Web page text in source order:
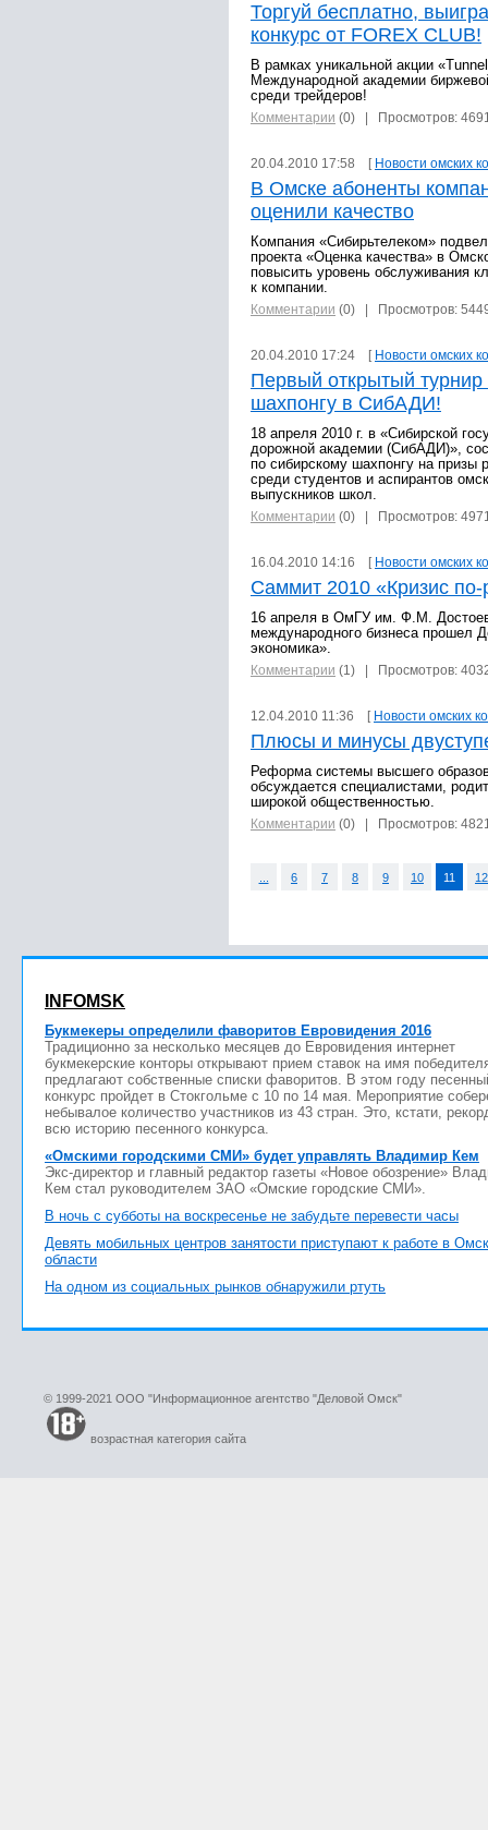
Торгуй бесплатно,
конкурс от FOREX CLUB!
В рамках уникальной акции
Международной академии
среди трейдеров!
Комментарии (0) | Просмотров:
20.04.2010 17:58 [ Новости омских
В Омске абоненты
оценили качество
Компания «Сибирьтелеком»
проекта «Оценка качества» в
повысить уровень обслуживания
к компании.
Комментарии (0) | Просмотров:
20.04.2010 17:24 [ Новости омских
Первый открытый турнир
шахпонгу в СибАДИ!
18 апреля 2010 г. в «Сибирской
дорожной академии (СибАДИ)»,
по сибирскому шахпонгу на
среди студентов и аспирантов
выпускников школ.
Комментарии (0) | Просмотров:
16.04.2010 14:16 [ Новости омских
Саммит 2010 «Кризис по-
16 апреля в ОмГУ им. Ф.М.
международного бизнеса прошел
экономика».
Комментарии (1) | Просмотров:
12.04.2010 11:36 [ Новости омских
Плюсы и минусы
Реформа системы высшего
обсуждается специалистами,
широкой общественностью.
Комментарии (0) | Просмотров:
6 7 8 9 10 11 12
INFOMSK
Букмекеры определили фаворитов Евровидения 2016
Традиционно за несколько месяцев до Евровидения интернет
букмекерские конторы открывают прием ставок на имя
предлагают собственные списки фаворитов. В этом году
конкурс пройдет в Стокгольме с 10 по 14 мая. Мероприятие
небывалое количество участников из 43 стран. Это, кстати,
всю историю песенного конкурса.
«Омскими городскими СМИ» будет управлять Владимир Кем
Экс-директор и главный редактор газеты «Новое обозрение»
Кем стал руководителем ЗАО «Омские городские СМИ».
В ночь с субботы на воскресенье не забудьте перевести часы
Девять мобильных центров занятости приступают к работе в
области
На одном из социальных рынков обнаружили ртуть
© 1999-2021 ООО "Информационное агентство "Деловой Омск"
возрастная категория сайта